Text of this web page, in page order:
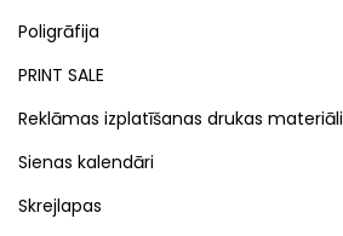
Poligrāfija
PRINT SALE
Reklāmas izplatīšanas drukas materiāli
Sienas kalendāri
Skrejlapas